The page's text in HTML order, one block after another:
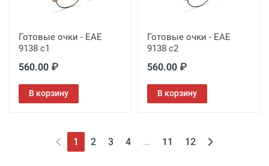
Готовые очки - EAE
9138 c1
560.00 ₽
В корзину
Готовые очки - EAE
9138 c2
560.00 ₽
В корзину
1 2 3 4 ... 11 12